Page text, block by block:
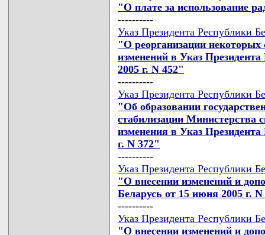
"О плате за использование
----------
Указ Президента Республики
"О реорганизации некоторых
изменений в Указ
2005 г. N 452"
----------
Указ Президента Республики
"Об образовании
стабилизации Министерства
изменения в Указ Президента
г. N 372"
----------
Указ Президента Республики
"О внесении изменений и
Беларусь от 15 июня 2005 г.
----------
Указ Президента Республики
"О внесении изменений и